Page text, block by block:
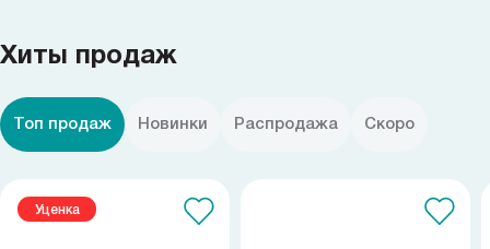
Хиты продаж
Топ продаж Новинки Распродажа Скоро
Уценка